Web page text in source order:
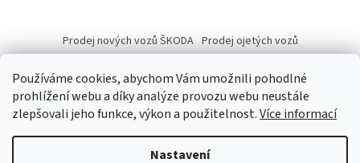
Používáme cookies, abychom Vám umožnili pohodlné
prohlížení webu a díky analýze provozu webu neustále
zlepšovali jeho funkce, výkon a použitelnost.Více informací
Nastavení
Prodej nových vozů ŠKODA Prodej ojetých vozů